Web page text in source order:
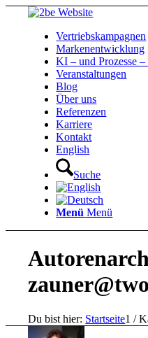
Vertriebskampagnen
Markenentwicklung
KI – und Prozesse
Veranstaltungen
Blog
Über uns
Referenzen
Karriere
Kontakt
English
Suche
Menü Menü
Du bist hier: Startseite1 /